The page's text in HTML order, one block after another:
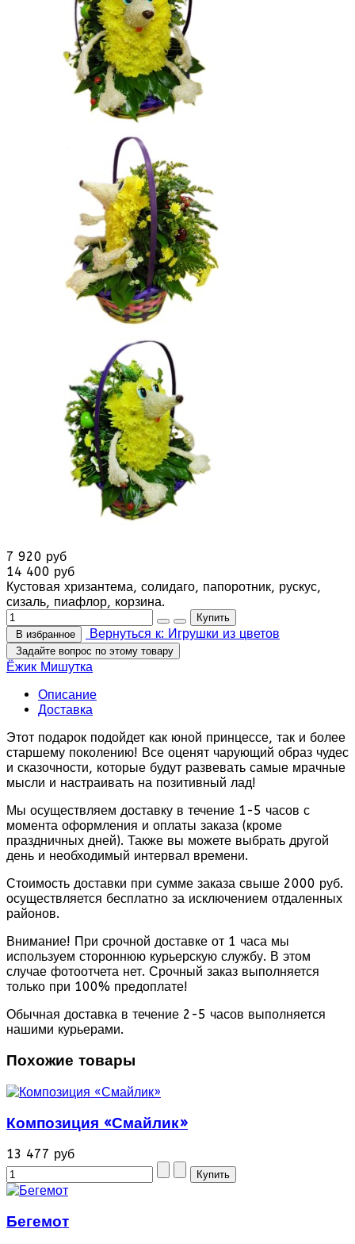
7 920 руб
14 400 руб
Кустовая хризантема, солидаго, папоротник, рускус,
сизаль, пиафлор, корзина.
В избранное Вернуться к: Игрушки из цветов
Задайте вопрос по этому товару
Ёжик Мишутка
Описание
Доставка
Этот подарок подойдет как юной принцессе, так и более
старшему поколению! Все оценят чарующий образ чудес
и сказочности, которые будут развевать самые мрачные
мысли и настраивать на позитивный лад!
Мы осуществляем доставку в течение 1-5 часов с
момента оформления и оплаты заказа (кроме
праздничных дней). Также вы можете выбрать другой
день и необходимый интервал времени.
Стоимость доставки при сумме заказа свыше 2000 руб.
осуществляется бесплатно за исключением отдаленных
районов.
Внимание! При срочной доставке от 1 часа мы
используем стороннюю курьерскую службу. В этом
случае фотоотчета нет. Срочный заказ выполняется
только при 100% предоплате!
Обычная доставка в течение 2-5 часов выполняется
нашими курьерами.
Похожие товары
Композиция «Смайлик»
13 477 руб
Бегемот